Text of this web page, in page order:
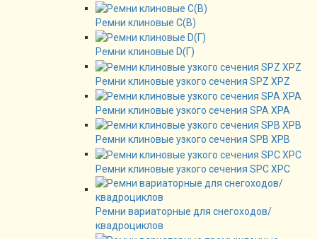
Ремни клиновые C(B)
Ремни клиновые D(Г)
Ремни клиновые узкого сечения SPZ XPZ
Ремни клиновые узкого сечения SPA XPA
Ремни клиновые узкого сечения SPB XPB
Ремни клиновые узкого сечения SPC XPC
Ремни вариаторные для снегоходов/
квадроциклов